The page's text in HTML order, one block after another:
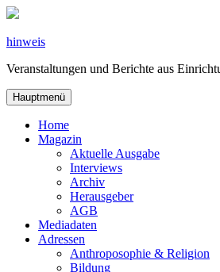
Zum
springen
hinweis
Veranstaltungen und Berichte aus
Hauptmenü
Home
Magazin
Aktuelle Ausgabe
Interviews
Archiv
Herausgeber
AGB
Mediadaten
Adressen
Anthroposophie & Religion
Bildung